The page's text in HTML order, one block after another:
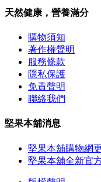
天然健康，營養滿分
購物須知
著作權聲明
服務條款
隱私保護
免責聲明
聯絡我們
堅果本舖消息
堅果本舖購物網
堅果本舖全新官